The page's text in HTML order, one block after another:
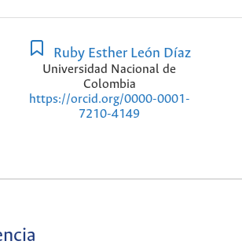
Ruby Esther León Díaz
Universidad Nacional de
Colombia
https://orcid.org/0000-0001-
7210-4149